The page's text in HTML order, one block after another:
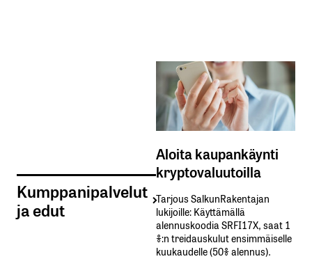
Kumppanipalvelut
ja edut
Aloita kaupankäynti
kryptovaluutoilla
Tarjous SalkunRakentajan
lukijoille: Käyttämällä​ ​
alennuskoodia​ ​SRFI17X,​ ​saat​ ​1
%:n treidauskulut​ ​ensimmäiselle​ ​
kuukaudelle​ ​(50%​ ​alennus).